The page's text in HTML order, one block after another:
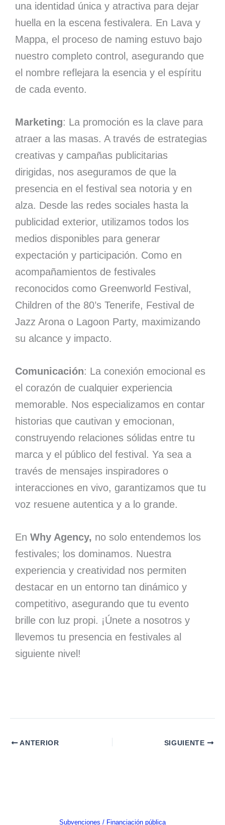
una identidad única y atractiva para dejar
huella en la escena festivalera. En Lava y
Mappa, el proceso de naming estuvo bajo
nuestro completo control, asegurando que
el nombre reflejara la esencia y el espíritu
de cada evento.
Marketing: La promoción es la clave para
atraer a las masas. A través de estrategias
creativas y campañas publicitarias
dirigidas, nos aseguramos de que la
presencia en el festival sea notoria y en
alza. Desde las redes sociales hasta la
publicidad exterior, utilizamos todos los
medios disponibles para generar
expectación y participación. Como en
acompañamientos de festivales
reconocidos como Greenworld Festival,
Children of the 80’s Tenerife, Festival de
Jazz Arona o Lagoon Party, maximizando
su alcance y impacto.
Comunicación: La conexión emocional es
el corazón de cualquier experiencia
memorable. Nos especializamos en contar
historias que cautivan y emocionan,
construyendo relaciones sólidas entre tu
marca y el público del festival. Ya sea a
través de mensajes inspiradores o
interacciones en vivo, garantizamos que tu
voz resuene autentica y a lo grande.
En Why Agency, no solo entendemos los
festivales; los dominamos. Nuestra
experiencia y creatividad nos permiten
destacar en un entorno tan dinámico y
competitivo, asegurando que tu evento
brille con luz propi. ¡Únete a nosotros y
llevemos tu presencia en festivales al
siguiente nivel!
ANTERIOR SIGUIENTE
Subvenciones / Financiación pública